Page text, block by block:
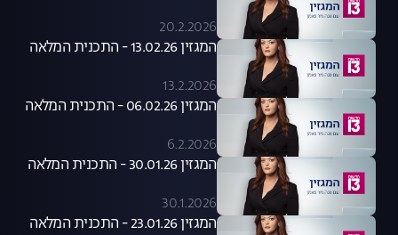
20.2.2026
המגזין 13.02.26 - התכנית המלאה
13.2.2026
המגזין 06.02.26 - התכנית המלאה
6.2.2026
המגזין 30.01.26 - התכנית המלאה
30.1.2026
המגזין 23.01.26 - התכנית המלאה